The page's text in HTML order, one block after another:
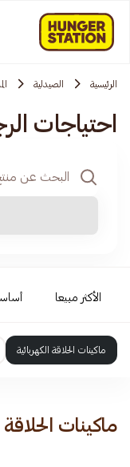
الرئيسية الصيدلية
احتياجات
الأكثر مبيعا
ماكينات الحلاقة الكهربائية
ماكينات الحلاقة